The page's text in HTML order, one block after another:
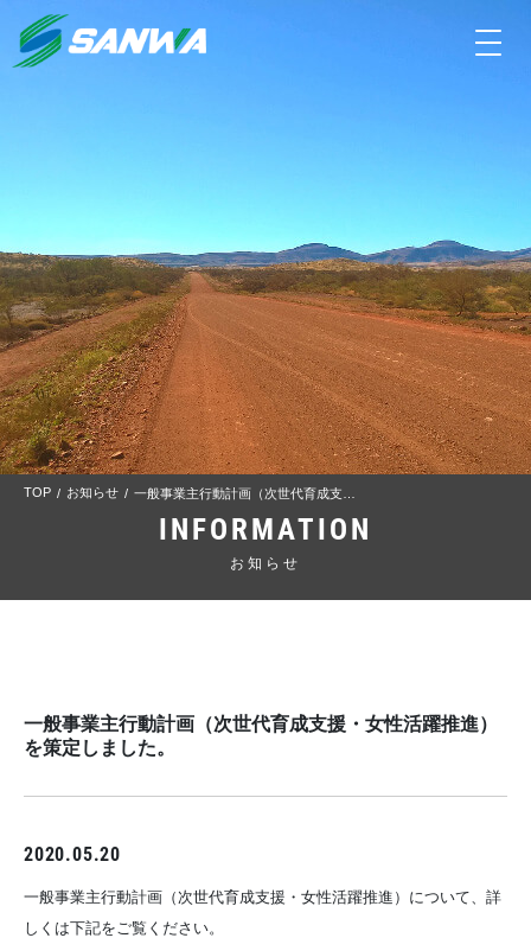
toggle
TOP お知らせ 一般事業主行動計画（次世代育成支援・女性活躍推進）を策定しました。
INFORMATION
お知らせ
一般事業主行動計画（次世代育成支援・女性活躍推進）
を策定しました。
2020.05.20
一般事業主行動計画（次世代育成支援・女性活躍推進）について、詳
しくは下記をご覧ください。